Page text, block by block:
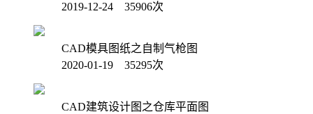
2019-12-24 35906次
CAD模具图纸之自制气枪图
2020-01-19 35295次
CAD建筑设计图之仓库平面图